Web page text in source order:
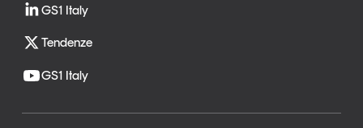
modo indipendente il cambiamento e le sfide del largo
consumatori
GS1 Italy GS1 Italy GS1 Italy
Tendenze
GS1 Italy
Tendenze
GS1 Italy